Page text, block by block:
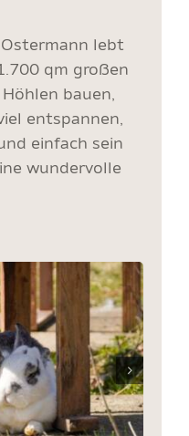
lebt
qm großen
bauen,
entspannen,
einfach sein
wundervolle